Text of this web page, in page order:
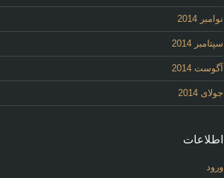
نوامبر 2014
سپتامبر 2014
آگوست 2014
جولای 2014
اطلاعات
ورود